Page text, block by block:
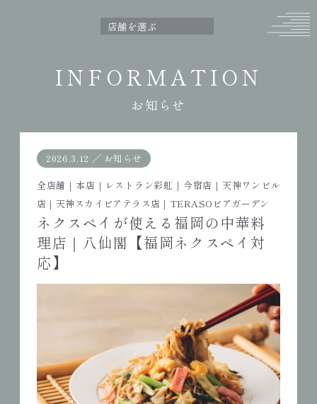
INFORMATION
お知らせ
2026.3.12 ／ お知らせ
全店舗 ｜ 本店 ｜ レストラン彩虹 ｜ 今宿店 ｜ 天神ワンビル
店 ｜ 天神スカイビアテラス店 ｜ TERASOビアガーデン
ネクスペイが使える福岡の中華料
理店｜八仙閣【福岡ネクスペイ対
応】